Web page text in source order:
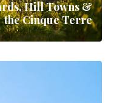
Hill Towns &
the Cinque Terre